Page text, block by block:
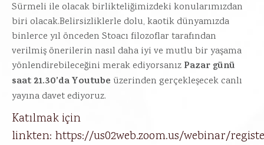
Sürmeli ile olacak birlikteliğimizdeki konularımızdan
biri olacak.Belirsizliklerle dolu, kaotik dünyamızda
binlerce yıl önceden Stoacı filozoflar tarafından
verilmiş önerilerin nasıl daha iyi ve mutlu bir yaşama
yönlendirebileceğini merak ediyorsanız Pazar günü
saat 21.30’da Youtube üzerinden gerçekleşecek canlı
yayına davet ediyoruz.
Katılmak için
linkten: https://us02web.zoom.us/webinar/